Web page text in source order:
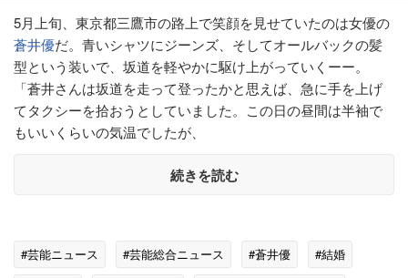
5月上旬、東京都三鷹市の路上で笑顔を見せていたのは女優の
蒼井優だ。青いシャツにジーンズ、そしてオールバックの髪
型という装いで、坂道を軽やかに駆け上がっていくーー。
「蒼井さんは坂道を走って登ったかと思えば、急に手を上げ
てタクシーを拾おうとしていました。この日の昼間は半袖で
もいいくらいの気温でしたが、
続きを読む
#芸能ニュース #芸能総合ニュース #蒼井優
#結婚